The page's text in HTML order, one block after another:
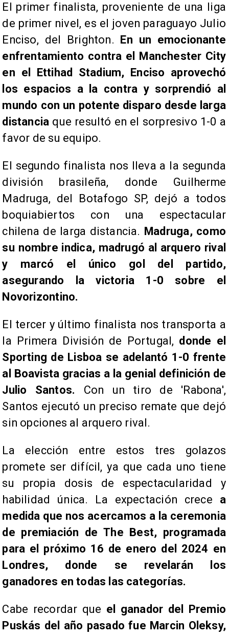
El primer finalista, proveniente de una liga
de primer nivel, es el joven paraguayo Julio
Enciso, del Brighton. En un emocionante
enfrentamiento contra el Manchester City
en el Ettihad Stadium, Enciso aprovechó
los espacios a la contra y sorprendió al
mundo con un potente disparo desde larga
distancia que resultó en el sorpresivo 1-0 a
favor de su equipo.
El segundo finalista nos lleva a la segunda
división brasileña, donde Guilherme
Madruga, del Botafogo SP, dejó a todos
boquiabiertos con una espectacular
chilena de larga distancia. Madruga, como
su nombre indica, madrugó al arquero rival
y marcó el único gol del partido,
asegurando la victoria 1-0 sobre el
Novorizontino.
El tercer y último finalista nos transporta a
la Primera División de Portugal, donde el
Sporting de Lisboa se adelantó 1-0 frente
al Boavista gracias a la genial definición de
Julio Santos. Con un tiro de 'Rabona',
Santos ejecutó un preciso remate que dejó
sin opciones al arquero rival.
La elección entre estos tres golazos
promete ser difícil, ya que cada uno tiene
su propia dosis de espectacularidad y
habilidad única. La expectación crece a
medida que nos acercamos a la ceremonia
de premiación de The Best, programada
para el próximo 16 de enero del 2024 en
Londres, donde se revelarán los
ganadores en todas las categorías.
Cabe recordar que el ganador del Premio
Puskás del año pasado fue Marcin Oleksy,